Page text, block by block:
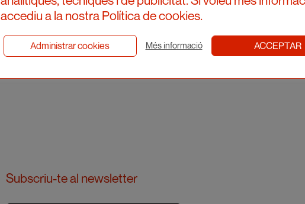
Subscriu-te al newsletter
accediu a la nostra Política de cookies.
Administrar cookies Més informació ACCEPTAR